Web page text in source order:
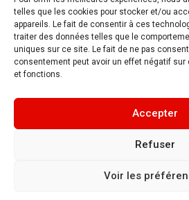
telles que les cookies pour stocker et/ou
appareils. Le fait de consentir à ces
traiter des données telles que le
uniques sur ce site. Le fait de ne pas
consentement peut avoir un effet négatif
et fonctions.
Accepter
Refuser
Voir les
Booster
Rayonner